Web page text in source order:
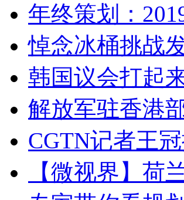
年终策划：
悼念冰桶挑战
韩国议会打起
解放军驻香港
CGTN记者王
【微视界】荷